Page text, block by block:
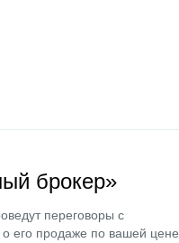
брокер»
переговоры с
его продаже по вашей цене